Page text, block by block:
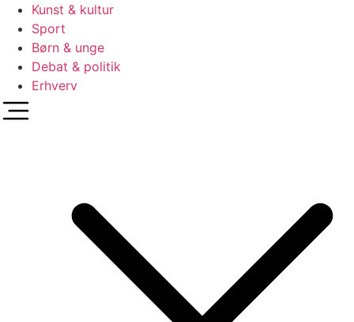
Kunst & kultur
Sport
Børn & unge
Debat & politik
Erhverv